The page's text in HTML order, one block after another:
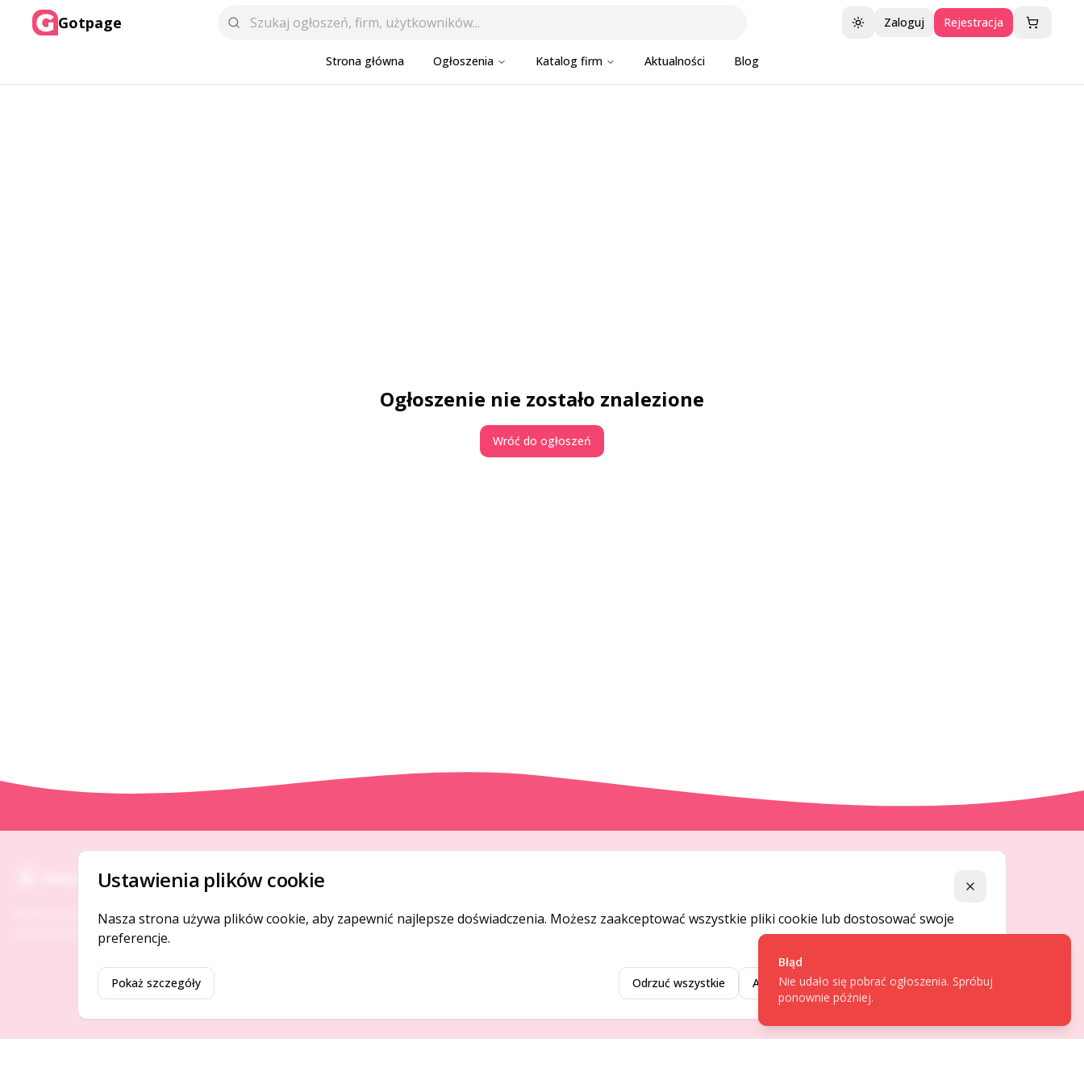
Gotpage Przełącz motyw
Zaloguj Rejestracja
Strona główna Ogłoszenia Katalog firm Aktualności Blog
Ogłoszenie nie zostało znalezione
Wróć do ogłoszeń
Gotpage
Platforma ogłoszeń i firm, która łączy ludzi i
rozwija biznes w Twojej okolicy.
O NAS
Kontakt
Usługi premium
Regulamin
Błąd
Nie udało się pobrać ogłoszenia. Spróbuj
ponownie później.
Ustawienia plików cookie Zamknij
Nasza strona używa plików cookie, aby zapewnić najlepsze doświadczenia. Możesz zaakceptować wszystkie pliki cookie lub dostosować swoje
preferencje.
Pokaż szczegóły Odrzuć wszystkie Akceptuj wybrane Akceptuj wszystkie